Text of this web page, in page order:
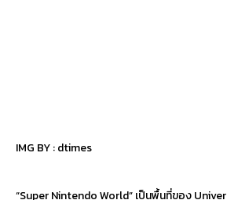
IMG BY :dtimes
“Super Nintendo World” เป็นพื้นที่ของ